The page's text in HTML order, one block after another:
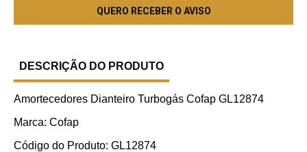
DESCRIÇÃO DO PRODUTO
Amortecedores Dianteiro Turbogás Cofap GL12874
Marca: Cofap
Código do Produto: GL12874